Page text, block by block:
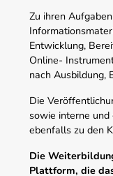
Zu ihren
Entwicklung,
Online-
nach Ausbildung,
Die
sowie interne
ebenfalls zu den
Die
Plattform, die